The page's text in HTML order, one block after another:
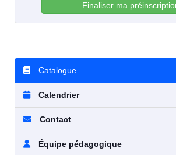
Finaliser ma
Catalogue
Calendrier
Contact
Équipe pédagogique